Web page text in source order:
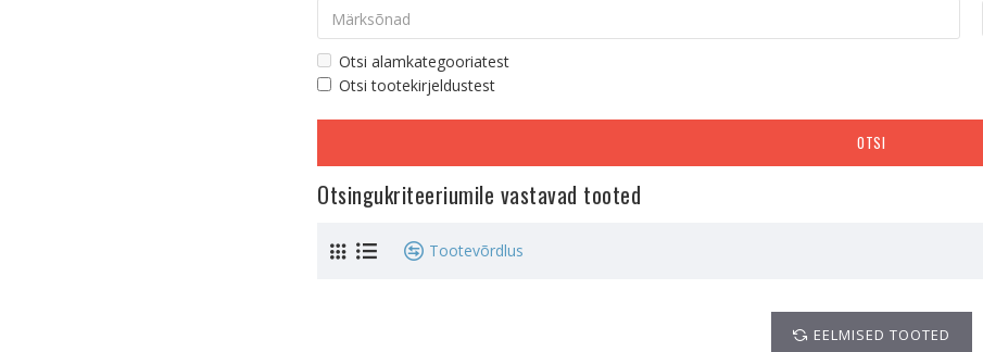
Otsi alamkategooriatest
Otsi tootekirjeldustest
OTSI
Otsingukriteeriumile vastavad tooted
Tootevõrdlus
EELMISED TOOTED